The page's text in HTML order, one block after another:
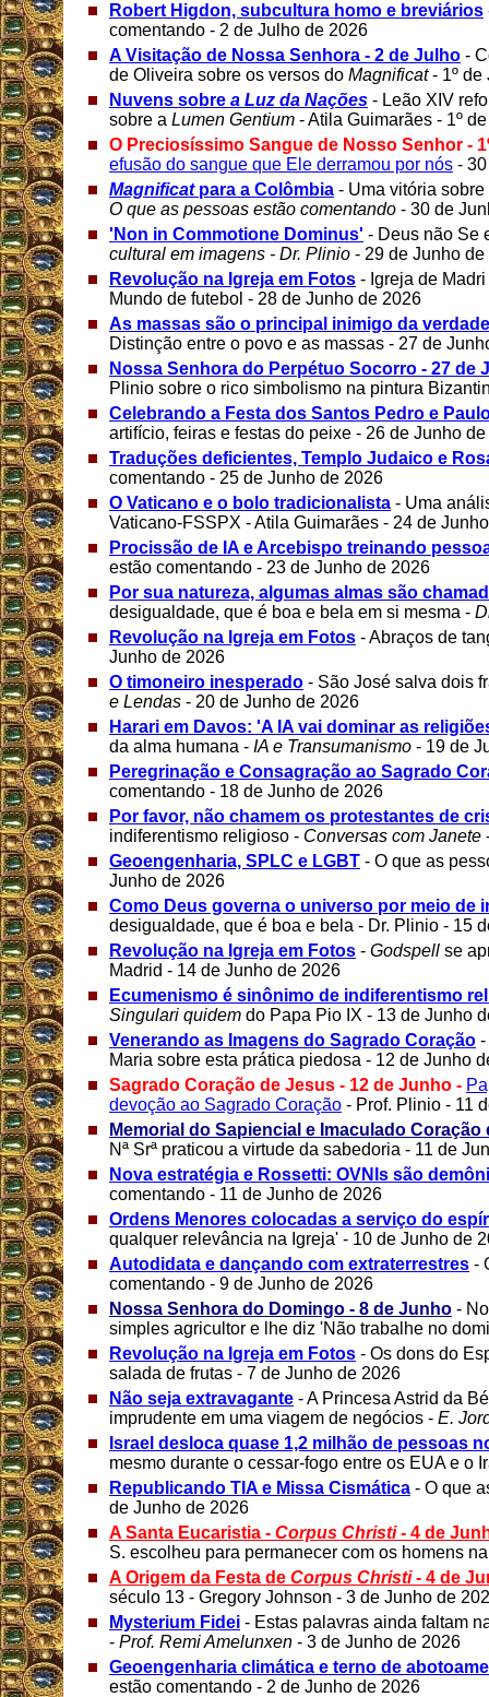
Robert Higdon, subcultura homo e breviários
comentando - 2 de Julho de 2026
A Visitação de Nossa Senhora - 2 de Julho -
de Oliveira sobre os versos do Magnificat- 1º de
Nuvens sobre a Luz da Nações - Leão XIV
sobre a Lumen Gentium - Atila Guimarães - 1º
O Preciosíssimo Sangue de Nosso Senhor -
efusão do sangue que Ele derramou por nós -
Magnificatpara a Colômbia - Uma vitória
O que as pessoas estão comentando - 30 de
'Non in Commotione Dominus' - Deus não Se
cultural em imagens - Dr. Plinio - 29 de Junho de
Revolução na Igreja em Fotos - Igreja de
Mundo de futebol - 28 de Junho de 2026
As massas são o principal inimigo da
Distinção entre o povo e as massas - 27 de
Nossa Senhora do Perpétuo Socorro - 27 de
Plinio sobre o rico simbolismo na pintura
Celebrando a Festa dos Santos Pedro e
artifício, feiras e festas do peixe - 26 de Junho
Traduções deficientes, Templo Judaico e
comentando - 25 de Junho de 2026
O Vaticano e o bolo tradicionalista - Uma
Vaticano-FSSPX - Atila Guimarães - 24 de
Procissão de IA e Arcebispo treinando
estão comentando - 23 de Junho de 2026
Por sua natureza, algumas almas são
desigualdade, que é boa e bela em si mesma -
Revolução na Igreja em Fotos - Abraços de
Junho de 2026
O timoneiro inesperado - São José salva dois
e Lendas - 20 de Junho de 2026
Harari em Davos: 'A IA vai dominar as
da alma humana - IA e Transumanismo - 19 de
Peregrinação e Consagração ao Sagrado
comentando - 18 de Junho de 2026
Por favor, não chamem os protestantes de
indiferentismo religioso - Conversas com Janete
Geoengenharia, SPLC e LGBT - O que as
Junho de 2026
Como Deus governa o universo por meio de
desigualdade, que é boa e bela - Dr. Plinio - 15
Revolução na Igreja em Fotos - Godspell se
Madrid - 14 de Junho de 2026
Ecumenismo é sinônimo de indiferentismo
Singulari quidem do Papa Pio IX - 13 de Junho
Venerando as Imagens do Sagrado Coração -
Maria sobre esta prática piedosa - 12 de Junho
Sagrado Coração de Jesus - 12 de Junho -
devoção ao Sagrado Coração - Prof. Plinio - 11
Memorial do Sapiencial e Imaculado Coração
Nª Srª praticou a virtude da sabedoria - 11 de
Nova estratégia e Rossetti: OVNIs são
comentando - 11 de Junho de 2026
Ordens Menores colocadas a serviço do
qualquer relevância na Igreja' - 10 de Junho de
Autodidata e dançando com extraterrestres -
comentando - 9 de Junho de 2026
Nossa Senhora do Domingo - 8 de Junho -
simples agricultor e lhe diz 'Não trabalhe no
Revolução na Igreja em Fotos - Os dons do
salada de frutas - 7 de Junho de 2026
Não seja extravagante - A Princesa Astrid da
imprudente em uma viagem de negócios - E.
Israel desloca quase 1,2 milhão de pessoas
mesmo durante o cessar-fogo entre os EUA e o
Republicando TIA e Missa Cismática - O que
de Junho de 2026
A Santa Eucaristia - Corpus Christi- 4 de
S. escolheu para permanecer com os homens
A Origem da Festa de Corpus Christi- 4 de
século 13 - Gregory Johnson - 3 de Junho de
Mysterium Fidei - Estas palavras ainda faltam
- Prof. Remi Amelunxen - 3 de Junho de 2026
Geoengenharia climática e terno de
estão comentando - 2 de Junho de 2026